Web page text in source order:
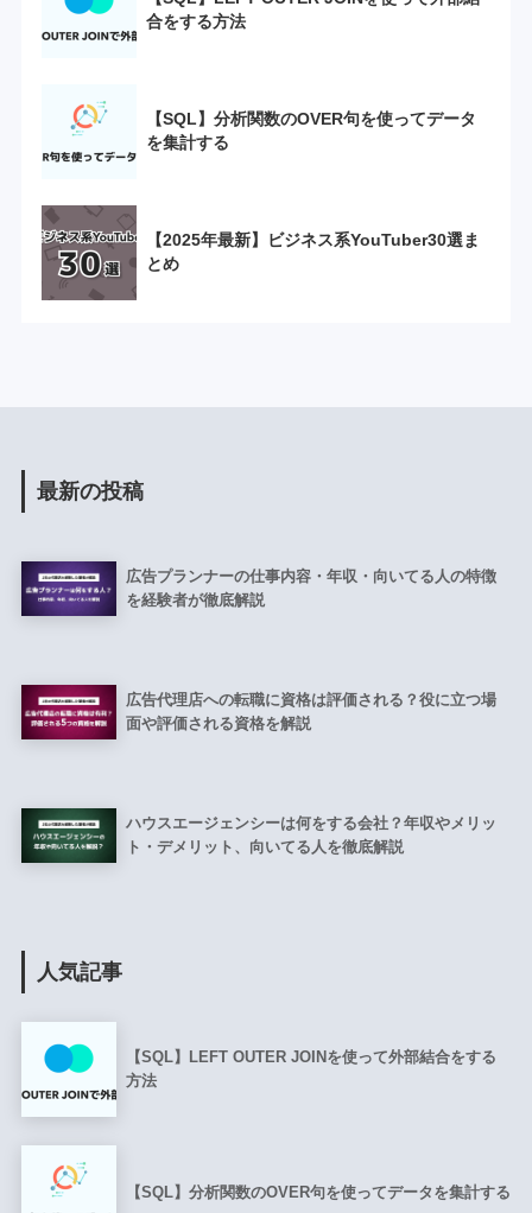
合をする方法
【SQL】分析関数のOVER句を使ってデータ
を集計する
【2025年最新】ビジネス系YouTuber30選ま
とめ
最新の投稿
広告プランナーの仕事内容・年収・向いてる人の特徴
を経験者が徹底解説
広告代理店への転職に資格は評価される？役に立つ場
面や評価される資格を解説
ハウスエージェンシーは何をする会社？年収やメリッ
ト・デメリット、向いてる人を徹底解説
人気記事
【SQL】LEFT OUTER JOINを使って外部結合をする
方法
【SQL】分析関数のOVER句を使ってデータを集計する